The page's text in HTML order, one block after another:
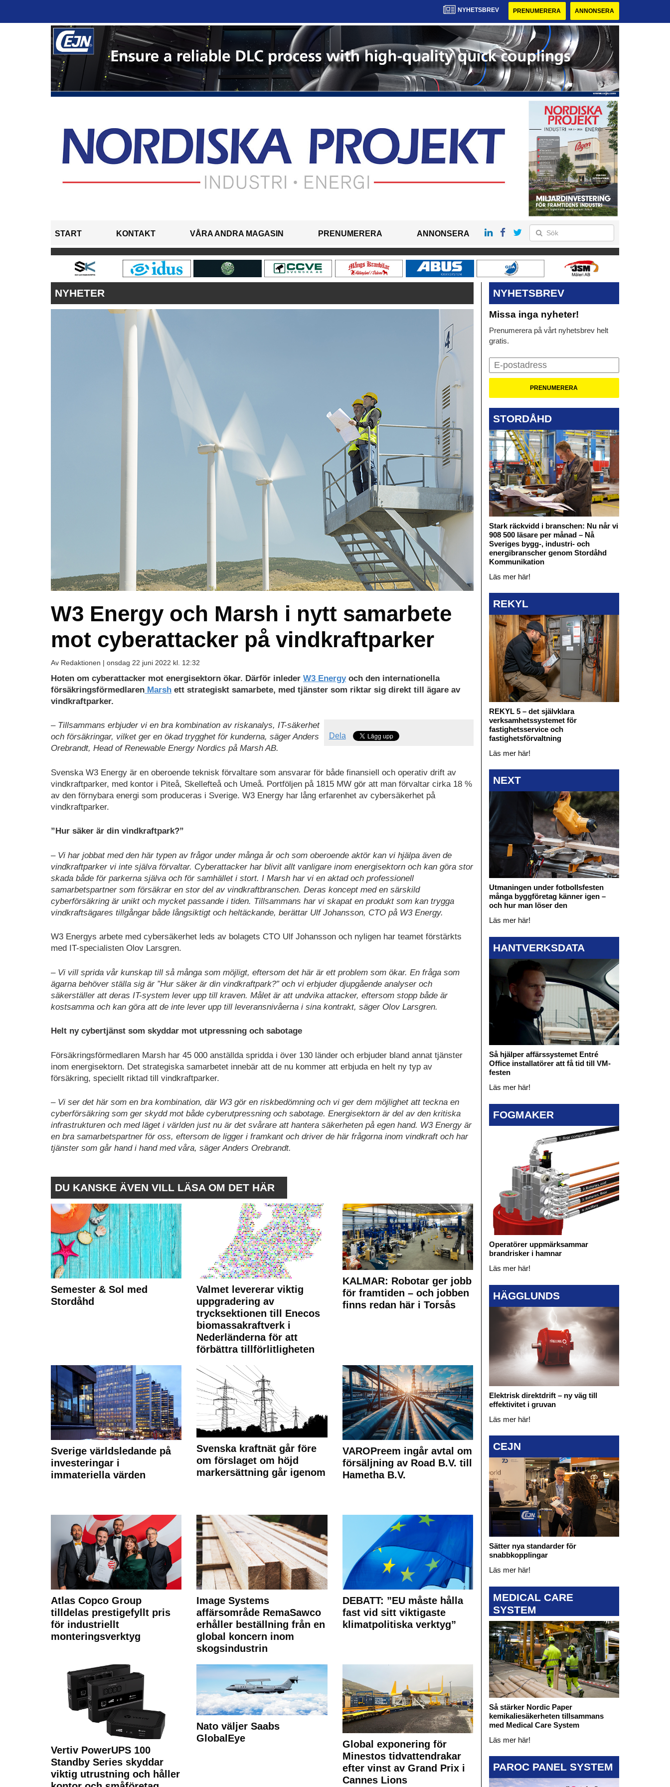
NYHETSBREV PRENUMERERA ANNONSERA
START KONTAKT VÅRA ANDRA MAGASIN PRENUMERERA ANNONSERA
NYHETER
W3 Energy och Marsh i nytt samarbete
mot cyberattacker på vindkraftparker
Av Redaktionen | onsdag 22 juni 2022 kl. 12:32
Hoten om cyberattacker mot energisektorn ökar. Därför inleder W3 Energyoch den internationella
försäkringsförmedlaren Marsh ett strategiskt samarbete, med tjänster som riktar sig direkt till ägare av
vindkraftparker.
Dela
– Tillsammans erbjuder vi en bra kombination av riskanalys, IT-säkerhet
och försäkringar, vilket ger en ökad trygghet för kunderna, säger Anders
Orebrandt, Head of Renewable Energy Nordics på Marsh AB.
Svenska W3 Energy är en oberoende teknisk förvaltare som ansvarar för både finansiell och operativ drift av
vindkraftparker, med kontor i Piteå, Skellefteå och Umeå. Portföljen på 1815 MW gör att man förvaltar cirka 18 %
av den förnybara energi som produceras i Sverige. W3 Energy har lång erfarenhet av cybersäkerhet på
vindkraftparker.
”Hur säker är din vindkraftpark?”
– Vi har jobbat med den här typen av frågor under många år och som oberoende aktör kan vi hjälpa även de
vindkraftparker vi inte själva förvaltar. Cyberattacker har blivit allt vanligare inom energisektorn och kan göra stor
skada både för parkerna själva och för samhället i stort. I Marsh har vi en aktad och professionell
samarbetspartner som försäkrar en stor del av vindkraftbranschen. Deras koncept med en särskild
cyberförsäkring är unikt och mycket passande i tiden. Tillsammans har vi skapat en produkt som kan trygga
vindkraftsägares tillgångar både långsiktigt och heltäckande, berättar Ulf Johansson, CTO på W3 Energy.
W3 Energys arbete med cybersäkerhet leds av bolagets CTO Ulf Johansson och nyligen har teamet förstärkts
med IT-specialisten Olov Larsgren.
– Vi vill sprida vår kunskap till så många som möjligt, eftersom det här är ett problem som ökar. En fråga som
ägarna behöver ställa sig är ”Hur säker är din vindkraftpark?” och vi erbjuder djupgående analyser och
säkerställer att deras IT-system lever upp till kraven. Målet är att undvika attacker, eftersom stopp både är
kostsamma och kan göra att de inte lever upp till leveransnivåerna i sina kontrakt, säger Olov Larsgren.
Helt ny cybertjänst som skyddar mot utpressning och sabotage
Försäkringsförmedlaren Marsh har 45 000 anställda spridda i över 130 länder och erbjuder bland annat tjänster
inom energisektorn. Det strategiska samarbetet innebär att de nu kommer att erbjuda en helt ny typ av
försäkring, speciellt riktad till vindkraftparker.
– Vi ser det här som en bra kombination, där W3 gör en riskbedömning och vi ger dem möjlighet att teckna en
cyberförsäkring som ger skydd mot både cyberutpressning och sabotage. Energisektorn är del av den kritiska
infrastrukturen och med läget i världen just nu är det svårare att hantera säkerheten på egen hand. W3 Energy är
en bra samarbetspartner för oss, eftersom de ligger i framkant och driver de här frågorna inom vindkraft och har
tjänster som går hand i hand med våra, säger Anders Orebrandt.
DU KANSKE ÄVEN VILL LÄSA OM DET HÄR
Semester & Sol med
Stordåhd
Valmet levererar viktig
uppgradering av
trycksektionen till Enecos
biomassakraftverk i
Nederländerna för att
förbättra tillförlitligheten
KALMAR: Robotar ger jobb
för framtiden – och jobben
finns redan här i Torsås
Sverige världsledande på
investeringar i
immateriella värden
Svenska kraftnät går före
om förslaget om höjd
markersättning går igenom
VAROPreem ingår avtal om
försäljning av Road B.V. till
Hametha B.V.
Atlas Copco Group
tilldelas prestigefyllt pris
för industriellt
monteringsverktyg
Image Systems
affärsområde RemaSawco
erhåller beställning från en
global koncern inom
skogsindustrin
DEBATT: ”EU måste hålla
fast vid sitt viktigaste
klimatpolitiska verktyg”
Vertiv PowerUPS 100
Standby Series skyddar
viktig utrustning och håller
Nato väljer Saabs
GlobalEye
Global exponering för
Minestos tidvattendrakar
efter vinst av Grand Prix i
Cannes Lions
NYHETSBREV
Missa inga nyheter!
Prenumerera på vårt nyhetsbrev helt
gratis.
STORDÅHD
Stark räckvidd i branschen: Nu når vi
908 500 läsare per månad – Nå
Sveriges bygg-, industri- och
energibranscher genom Stordåhd
Kommunikation
Läs mer här!
REKYL
REKYL 5 – det självklara
verksamhetssystemet för
fastighetsservice och
fastighetsförvaltning
Läs mer här!
NEXT
Utmaningen under fotbollsfesten
många byggföretag känner igen –
och hur man löser den
Läs mer här!
HANTVERKSDATA
Så hjälper affärssystemet Entré
Office installatörer att få tid till VM-
festen
Läs mer här!
FOGMAKER
Operatörer uppmärksammar
brandrisker i hamnar
Läs mer här!
HÄGGLUNDS
Elektrisk direktdrift – ny väg till
effektivitet i gruvan
Läs mer här!
CEJN
Sätter nya standarder för
snabbkopplingar
Läs mer här!
MEDICAL CARE
SYSTEM
Så stärker Nordic Paper
kemikaliesäkerheten tillsammans
med Medical Care System
Läs mer här!
PAROC PANEL SYSTEM